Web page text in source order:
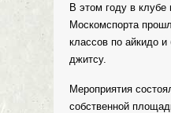
В этом году в клубе
Москомспорта
классов по айкидо
джитсу.
Мероприятия
собственной